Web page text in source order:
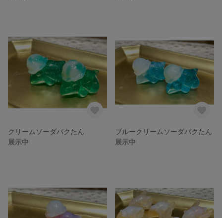
クリームソーダバクたん
展示中
ブルークリームソーダバクたん
展示中